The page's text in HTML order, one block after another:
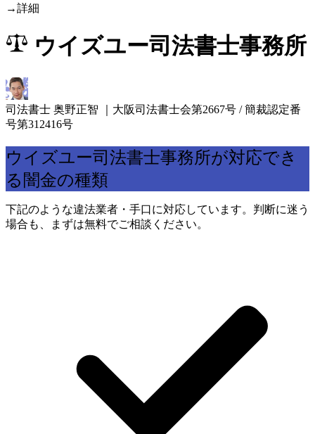
→詳細
ウイズユー司法書士事務所
司法書士 奥野正智
｜大阪司法書士会第2667号 / 簡裁認定番
号第312416号
ウイズユー司法書士事務所が対応でき
る闇金の種類
下記のような違法業者・手口に対応しています。判断に迷う
場合も、まずは無料でご相談ください。